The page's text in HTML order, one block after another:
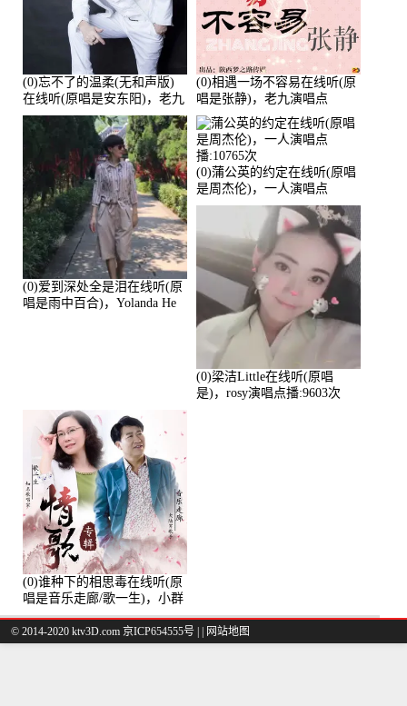
(0)忘不了的温柔(无和声版)
在线听(原唱是安东阳)，老九
演唱点播:17392次
(0)相遇一场不容易在线听(原
唱是张静)，老九演唱点
播:11453次
(0)爱到深处全是泪在线听(原
唱是雨中百合)，Yolanda He
(0)蒲公英的约定在线听(原唱
是周杰伦)，一人演唱点
播:10765次
(0)梁洁Little在线听(原唱
是)，rosy演唱点播:9603次
(0)谁种下的相思毒在线听(原
唱是音乐走廊/歌一生)，小群
演唱点播:8975次
© 2014-2020 ktv3D.com 京ICP654555号 | 网站地图